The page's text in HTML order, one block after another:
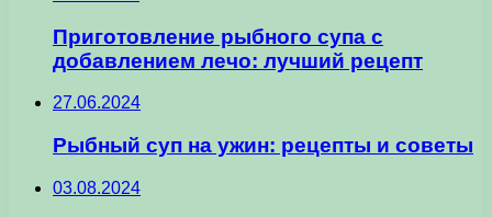
Приготовление рыбного супа с
добавлением лечо: лучший рецепт
27.06.2024
Рыбный суп на ужин: рецепты и советы
03.08.2024